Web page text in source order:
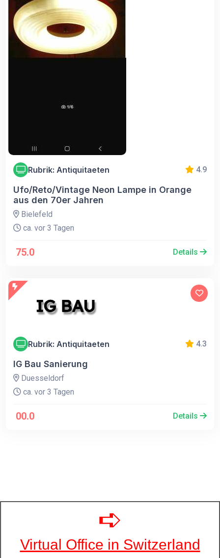
Rubrik: Antiquitaeten 4.9
Ufo/Reto/Vintage Neon Lampe in Orange
aus den 70er Jahren
Bielefeld
ca. vor 3 Tagen
75.0 Details
Rubrik: Antiquitaeten 4.3
IG Bau Sanierung
Duesseldorf
ca. vor 3 Tagen
00.0 Details